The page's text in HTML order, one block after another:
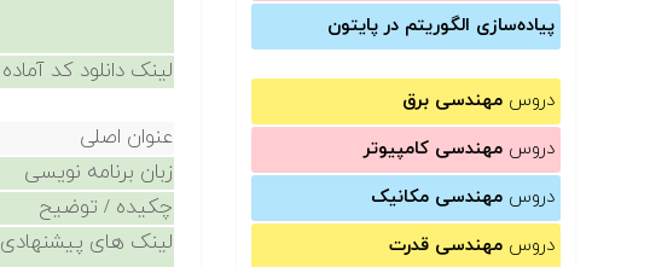
پیاده‌سازی الگوریتم در پایتون
دروس مهندسی برق
دروس مهندسی کامپیوتر
دروس مهندسی مکانیک
دروس مهندسی قدرت
لینک دانلود کد آماده
عنوان اصلی
زبان برنامه نویسی
چکیده / توضیح
لینک های پیشنهادی